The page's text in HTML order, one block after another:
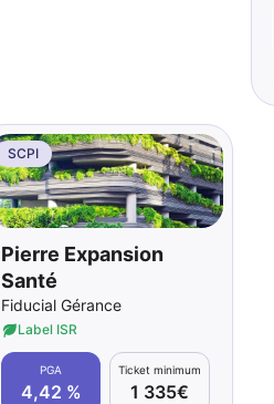
SCPI
Pierre Expansion
Santé
Fiducial Gérance
Label ISR
PGA
4,42 %
Ticket minimum
1 335€